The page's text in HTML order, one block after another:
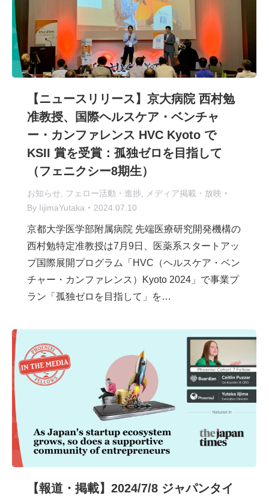
【ニュースリリース】京大病院 西村勉
准教授、国際ヘルスケア・ベンチャ
ー・カンファレンス HVC Kyoto で
KSII 賞を受賞：孤独ゼロを目指して
（フェニクシー8期生）
お知らせ フェロー活動・進捗
メディア掲載・放映
By IijimaYutaka 2024.07.10
京都大学医学部附属病院 先端医療研究開発機構の
西村勉特定准教授は7月9日、医薬系スタートアッ
プ国際展開プログラム「HVC（ヘルスケア・ベン
チャー・カンファレンス）Kyoto 2024」で事業プ
ラン「孤独ゼロを目指して」を…
【報道・掲載】2024/7/8 ジャパンタイ